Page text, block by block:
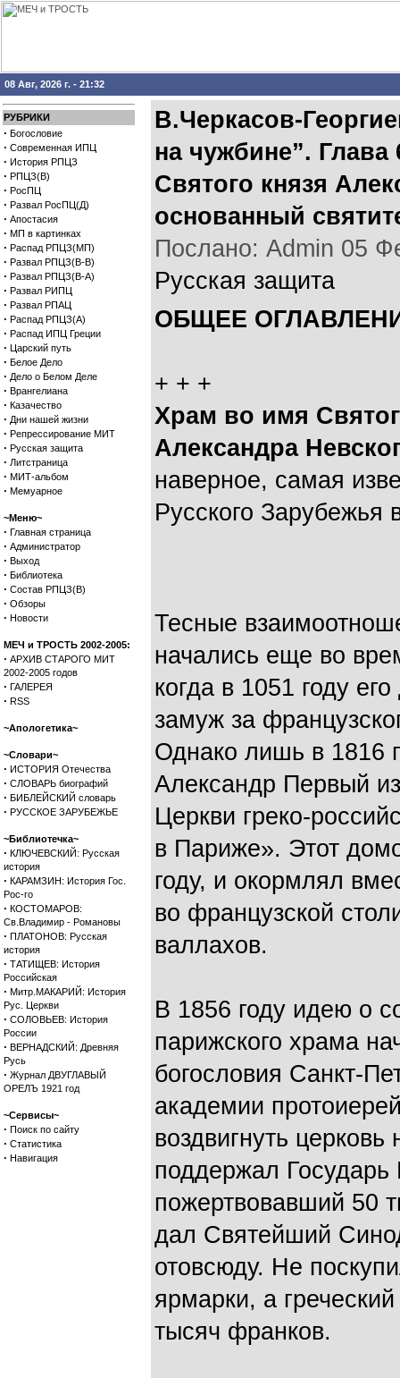
08 Авг, 2026 г. - 21:32
РУБРИКИ
· Богословие
· Современная ИПЦ
· История РПЦЗ
· РПЦЗ(В)
· РосПЦ
· Развал РосПЦ(Д)
· Апостасия
· МП в картинках
· Распад РПЦЗ(МП)
· Развал РПЦЗ(В-В)
· Развал РПЦЗ(В-А)
· Развал РИПЦ
· Развал РПАЦ
· Распад РПЦЗ(А)
· Распад ИПЦ Греции
· Царский путь
· Белое Дело
· Дело о Белом Деле
· Врангелиана
· Казачество
· Дни нашей жизни
· Репрессирование МИТ
· Русская защита
· Литстраница
· МИТ-альбом
· Мемуарное
~Меню~
· Главная страница
· Администратор
· Выход
· Библиотека
· Состав РПЦЗ(В)
· Обзоры
· Новости
МЕЧ и ТРОСТЬ 2002-2005:
· АРХИВ СТАРОГО МИТ
2002-2005 годов
· ГАЛЕРЕЯ
· RSS
~Апологетика~
~Словари~
· ИСТОРИЯ Отечества
· СЛОВАРЬ биографий
· БИБЛЕЙСКИЙ словарь
· РУССКОЕ ЗАРУБЕЖЬЕ
~Библиотечка~
· КЛЮЧЕВСКИЙ: Русская
история
· КАРАМЗИН: История Гос.
Рос-го
· КОСТОМАРОВ:
Св.Владимир - Романовы
· ПЛАТОНОВ: Русская
история
· ТАТИЩЕВ: История
Российская
· Митр.МАКАРИЙ: История
Рус. Церкви
· СОЛОВЬЕВ: История
России
· ВЕРНАДСКИЙ: Древняя
Русь
· Журнал ДВУГЛАВЫЙ
ОРЕЛЪ 1921 год
~Сервисы~
· Поиск по сайту
· Статистика
· Навигация
В.Черкасов-
на чужбине”.
Святого князя
основанный
Послано: Admin 05
Русская защита
ОБЩЕЕ
+ + +
Храм во имя
Александра
наверное, самая
Русского Зарубежья
Тесные
начались еще во
когда в 1051 году
замуж за
Однако лишь в 1816
Александр Первый
Церкви греко-
в Париже». Этот
году, и окормлял
во французской
валлахов.
В 1856 году идею о
парижского храма
богословия Санкт-
академии
воздвигнуть
поддержал
пожертвовавший 50
дал Святейший
отовсюду. Не
ярмарки, а
тысяч франков.